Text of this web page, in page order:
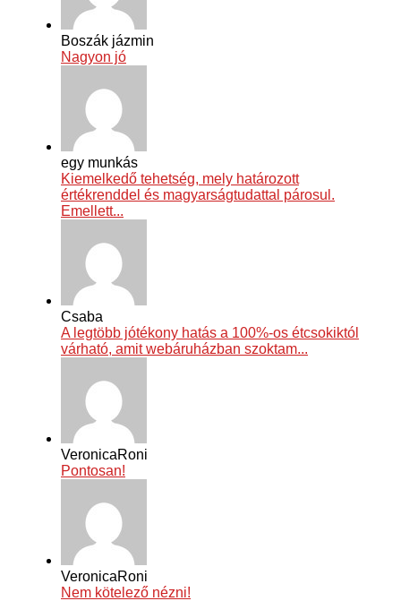
Boszák jázmin
Nagyon jó
egy munkás
Kiemelkedő tehetség, mely határozott
értékrenddel és magyarságtudattal párosul.
Emellett...
Csaba
A legtöbb jótékony hatás a 100%-os étcsokiktól
várható, amit webáruházban szoktam...
VeronicaRoni
Pontosan!
VeronicaRoni
Nem kötelező nézni!